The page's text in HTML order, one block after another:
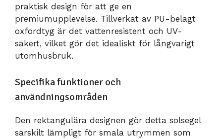
praktisk design för att ge en
premiumupplevelse. Tillverkat av PU-belagt
oxfordtyg är det vattenresistent och UV-
säkert, vilket gör det idealiskt för långvarigt
utomhusbruk.
Specifika funktioner och
användningsområden
Den rektangulära designen gör detta solsegel
särskilt lämpligt för smala utrymmen som